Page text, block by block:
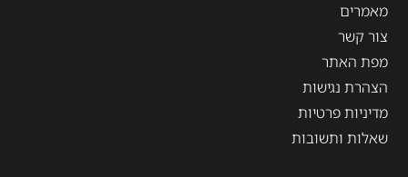
מאמרים
צור קשר
מפת האתר
הצהרת נגישות
מדיניות פרטיות
שאלות ותשובות